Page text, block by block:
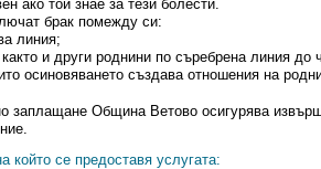
ако той знае за тези болести.
брак помежду си:
линия;
и други роднини по съребрена линия до
осиновяването създава отношения на
заплащане Община Ветово осигурява
който се предоставя услугата: